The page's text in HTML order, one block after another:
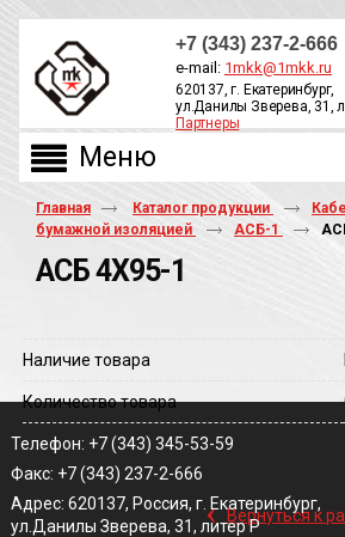
+7 (343) 237-2-666
e-mail: 1mkk@1mkk.ru
620137, г. Екатеринбург,
ул.Данилы Зверева, 31,
Партнеры
Главная Каталог продукции
бумажной изоляцией
АСБ-1
АСБ 4Х95-1
Наличие товара
Количество товара
‹ Вернуться к
Телефон: +7 (343) 345-53-59
Факс: +7 (343) 237-2-666
Адрес: 620137, Россия, г. Екатеринбург,
ул.Данилы Зверева, 31, литер Р